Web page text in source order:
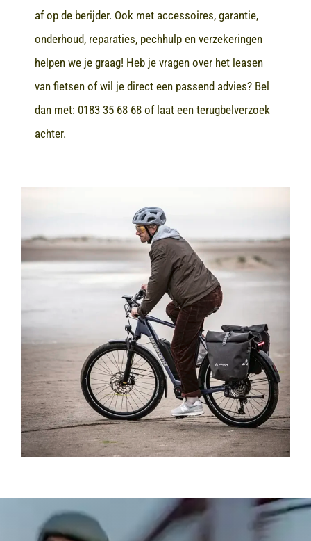
af op de berijder. Ook met accessoires, garantie,
onderhoud, reparaties, pechhulp en verzekeringen
helpen we je graag! Heb je vragen over het leasen
van fietsen of wil je direct een passend advies? Bel
dan met: 0183 35 68 68of laat een terugbelverzoek
achter.